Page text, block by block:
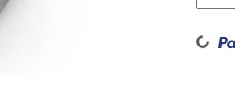
Loading...